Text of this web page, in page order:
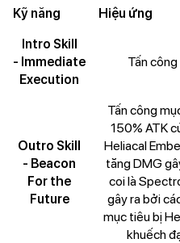
Kỹ năng
Hiệu ứng
Intro Skill
- Immediate
Execution
Tấn
Outro Skill
- Beacon
For the
Future
Tấn công
150% ATK
Heliacal
tăng DMG
coi là
gây ra bởi
mục tiêu bị
khuếch